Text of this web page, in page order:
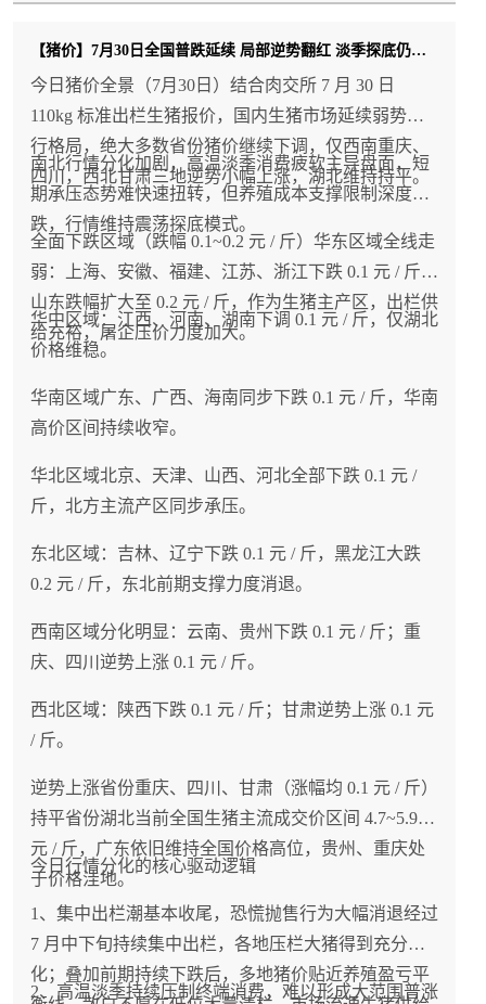
2、高温淡季持续压制终端消费，难以形成大范围普
涨行情
全国大范围高温天气延续，居民生鲜采购、夜市餐
饮、熟食加工需求整体偏弱，屠宰企业白条出库速
度平缓，冻品库存维持一定水平。终端需求没有全
面回暖，多数屠宰企业缺少主动高价抢猪动力，仅
局部货源偏紧区域出现小幅上涨，无法带动全国普
涨。
3、区域出栏节奏差异造成行情分化
上涨区域：黑龙江养殖户错峰出栏、压栏观望，市
场可售肥猪偏少；下跌区域：山西、西北部分养殖
持平区域：绝大多数省份养殖户均衡错峰出栏，供
给与终端消费双向平衡，无集中出栏、大规模抢猪
现象，价格保持稳定。
反转
期集中出栏共振引发。国内能繁母猪长期持续去化
的底层格局不变，远期生猪出栏总量稳步递减，市
场 110kg 标准肥猪中长期库存偏紧，不存在持续深
度大跌的基本面支撑。
8 月 4 日猪价迎来明显回调，东部、华北、东北大
面积走弱，持续多日的修复行情告一段落。核心诱
因是涨价带动集中出栏，叠加淡季消费疲软。短期
【猪价】7月30日全国普跌延续 局部逆势翻红 淡季探底仍在持续
今日猪价全景（7月30日）结合肉交所 7 月 30 日
110kg 标准出栏生猪报价，国内生猪市场延续弱势下
行格局，绝大多数省份猪价继续下调，仅西南重庆、
四川，西北甘肃三地逆势小幅上涨，湖北维持持平。
南北行情分化加剧，高温淡季消费疲软主导盘面，短
期承压态势难快速扭转，但养殖成本支撑限制深度下
跌，行情维持震荡探底模式。
全面下跌区域（跌幅 0.1~0.2 元 / 斤）华东区域全线走
弱：上海、安徽、福建、江苏、浙江下跌 0.1 元 / 斤；
山东跌幅扩大至 0.2 元 / 斤，作为生猪主产区，出栏供
给充裕，屠企压价力度加大。
华中区域：江西、河南、湖南下调 0.1 元 / 斤，仅湖北
价格维稳。
华南区域广东、广西、海南同步下跌 0.1 元 / 斤，华南
高价区间持续收窄。
华北区域北京、天津、山西、河北全部下跌 0.1 元 /
斤，北方主流产区同步承压。
东北区域：吉林、辽宁下跌 0.1 元 / 斤，黑龙江大跌
0.2 元 / 斤，东北前期支撑力度消退。
西南区域分化明显：云南、贵州下跌 0.1 元 / 斤；重
庆、四川逆势上涨 0.1 元 / 斤。
西北区域：陕西下跌 0.1 元 / 斤；甘肃逆势上涨 0.1 元
/ 斤。
逆势上涨省份重庆、四川、甘肃（涨幅均 0.1 元 / 斤）
持平省份湖北当前全国生猪主流成交价区间 4.7~5.9
元 / 斤，广东依旧维持全国价格高位，贵州、重庆处
于价格洼地。
今日行情分化的核心驱动逻辑
1、集中出栏潮基本收尾，恐慌抛售行为大幅消退经过
7 月中下旬持续集中出栏，各地压栏大猪得到充分消
化；叠加前期持续下跌后，多地猪价贴近养殖盈亏平
2、高温淡季持续压制终端消费，难以形成大范围普涨